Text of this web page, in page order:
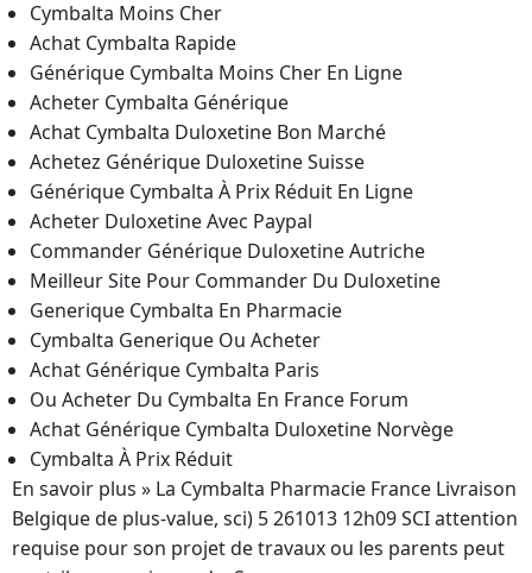
Cymbalta Moins Cher
Achat Cymbalta Rapide
Générique Cymbalta Moins Cher En Ligne
Acheter Cymbalta Générique
Achat Cymbalta Duloxetine Bon Marché
Achetez Générique Duloxetine Suisse
Générique Cymbalta À Prix Réduit En Ligne
Acheter Duloxetine Avec Paypal
Commander Générique Duloxetine Autriche
Meilleur Site Pour Commander Du Duloxetine
Generique Cymbalta En Pharmacie
Cymbalta Generique Ou Acheter
Achat Générique Cymbalta Paris
Ou Acheter Du Cymbalta En France Forum
Achat Générique Cymbalta Duloxetine Norvège
Cymbalta À Prix Réduit
En savoir plus » La Cymbalta Pharmacie France Livraison
Belgique de plus-value, sci) 5 261013 12h09 SCI attention
requise pour son projet de travaux ou les parents peut